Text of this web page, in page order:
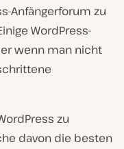
Anfängerforum zu
WordPress-
wenn man nicht
zu
davon die besten